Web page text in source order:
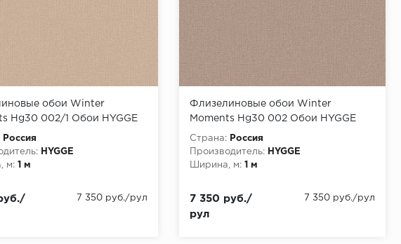
обои Winter
Hg30 002/1 Обои HYGGE
Moments) (1*6)
флизелин
Россия
HYGGE
м: 1 м
7 350 руб./рул
Флизелиновые обои Winter
Moments Hg30 002 Обои HYGGE
Roll (Winter Moments) (1*6)
10,05x1,00 флизелин
Страна:
Россия
Производитель:
HYGGE
Ширина, м: 1 м
7 350 руб./
рул
7 350 руб./рул